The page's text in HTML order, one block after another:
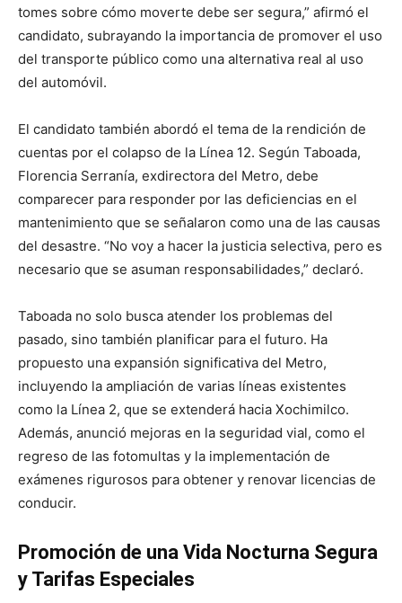
tomes sobre cómo moverte debe ser segura,” afirmó el
candidato, subrayando la importancia de promover el uso
del transporte público como una alternativa real al uso
del automóvil.
El candidato también abordó el tema de la rendición de
cuentas por el colapso de la Línea 12. Según Taboada,
Florencia Serranía, exdirectora del Metro, debe
comparecer para responder por las deficiencias en el
mantenimiento que se señalaron como una de las causas
del desastre. “No voy a hacer la justicia selectiva, pero es
necesario que se asuman responsabilidades,” declaró.
Taboada no solo busca atender los problemas del
pasado, sino también planificar para el futuro. Ha
propuesto una expansión significativa del Metro,
incluyendo la ampliación de varias líneas existentes
como la Línea 2, que se extenderá hacia Xochimilco.
Además, anunció mejoras en la seguridad vial, como el
regreso de las fotomultas y la implementación de
exámenes rigurosos para obtener y renovar licencias de
conducir.
Promoción de una Vida Nocturna Segura
y Tarifas Especiales